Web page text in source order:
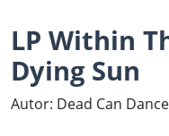
LP Within
Dying Sun
Autor: Dead Can Dance